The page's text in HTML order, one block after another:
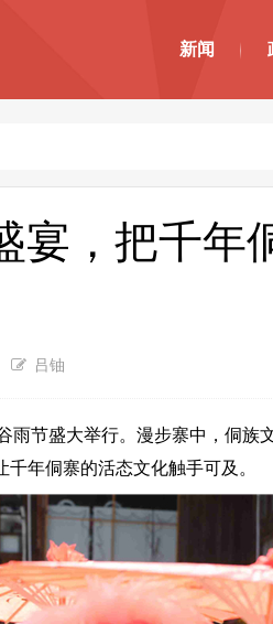
新闻
宴，把千年
吕铀
盛大举行。漫步寨中，侗族文
年侗寨的活态文化触手可及。